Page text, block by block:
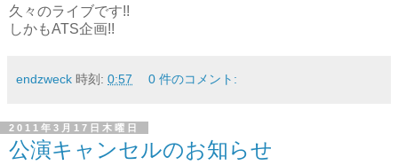
久々のライブです!!
しかもATS企画!!
endzweck 時刻: 0:57 0 件のコメント:
2011年3月17日木曜日
公演キャンセルのお知らせ